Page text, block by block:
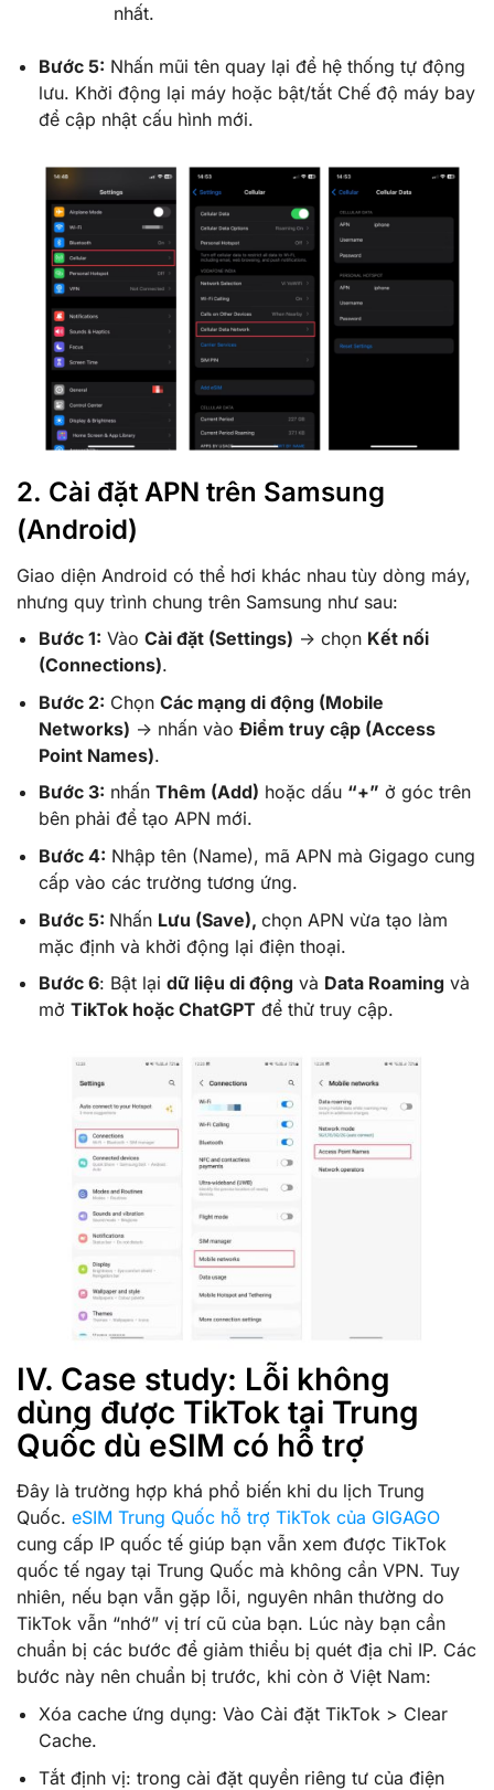
nhất.
Bước 5: Nhấn mũi tên quay lại để hệ thống tự động
lưu. Khởi động lại máy hoặc bật/tắt Chế độ máy bay
để cập nhật cấu hình mới.
2. Cài đặt APN trên Samsung
(Android)
Giao diện Android có thể hơi khác nhau tùy dòng máy,
nhưng quy trình chung trên Samsung như sau:
Bước 1: Vào Cài đặt (Settings) -> chọn Kết nối
(Connections).
Bước 2: Chọn Các mạng di động (Mobile
Networks) -> nhấn vào Điểm truy cập (Access
Point Names).
Bước 3: nhấn Thêm (Add) hoặc dấu “+” ở góc trên
bên phải để tạo APN mới.
Bước 4: Nhập tên (Name), mã APN mà Gigago cung
cấp vào các trường tương ứng.
Bước 5: Nhấn Lưu (Save), chọn APN vừa tạo làm
mặc định và khởi động lại điện thoại.
Bước 6: Bật lại dữ liệu di động và Data Roaming và
mở TikTok hoặc ChatGPT để thử truy cập.
IV. Case study: Lỗi không
dùng được TikTok tại Trung
Quốc dù eSIM có hỗ trợ
Đây là trường hợp khá phổ biến khi du lịch Trung
Quốc. eSIM Trung Quốc hỗ trợ TikTok của GIGAGO
cung cấp IP quốc tế giúp bạn vẫn xem được TikTok
quốc tế ngay tại Trung Quốc mà không cần VPN. Tuy
nhiên, nếu bạn vẫn gặp lỗi, nguyên nhân thường do
TikTok vẫn “nhớ” vị trí cũ của bạn. Lúc này bạn cần
chuẩn bị các bước để giảm thiểu bị quét địa chỉ IP. Các
bước này nên chuẩn bị trước, khi còn ở Việt Nam:
Xóa cache ứng dụng: Vào Cài đặt TikTok > Clear
Cache.
Tắt định vị: trong cài đặt quyền riêng tư của điện